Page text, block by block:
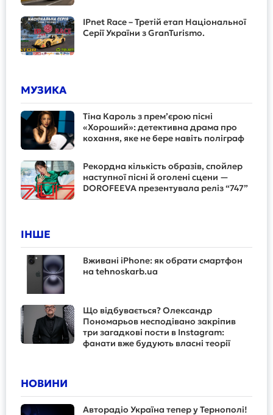
IPnet Race – Третій етап Національної
Серії України з GranTurismo.
МУЗИКА
Тіна Кароль з прем’єрою пісні
«Хороший»: детективна драма про
кохання, яке не бере навіть поліграф
Рекордна кількість образів, спойлер
наступної пісні й оголені сцени —
DOROFEEVA презентувала реліз “747”
ІНШЕ
Вживані iPhone: як обрати смартфон
на tehnoskarb.ua
Що відбувається? Олександр
Пономарьов несподівано закріпив
три загадкові пости в Instagram:
фанати вже будують власні теорії
НОВИНИ
Авторадіо Україна тепер у Тернополі!